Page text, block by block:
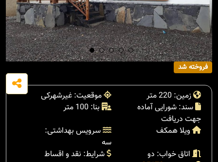
فروخته شد
زمین: 220 متر
موقعیت: غیرشهرکی
سند: شورایی آماده
جهت دریافت
بنا: 100 متر
ویلا همکف
سرویس بهداشتی:
سه
اتاق خواب: دو
شرایط: نقد و اقساط